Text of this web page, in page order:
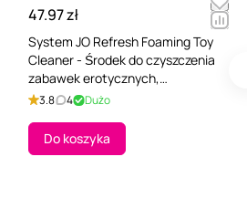
47.97 zł
System JO Refresh Foaming Toy
Cleaner - Środek do czyszczenia
zabawek erotycznych,
Bezzapachowy, 50 ml
3.8 4 Dużo
Do koszyka